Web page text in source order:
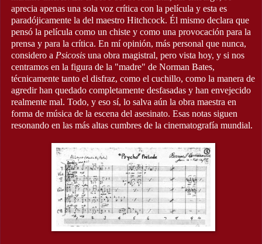
aprecia apenas una sola voz crítica con la película y esta es
paradójicamente la del maestro Hitchcock. Él mismo declara que
pensó la película como un chiste y como una provocación para la
prensa y para la crítica. En mí opinión, más personal que nunca,
considero a Psicosis una obra magistral, pero vista hoy, y si nos
centramos en la figura de la "madre" de Norman Bates,
técnicamente tanto el disfraz, como el cuchillo, como la manera de
agredir han quedado completamente desfasadas y han envejecido
realmente mal. Todo, y eso sí, lo salva aún la obra maestra en
forma de música de la escena del asesinato. Esas notas siguen
resonando en las más altas cumbres de la cinematografía mundial.